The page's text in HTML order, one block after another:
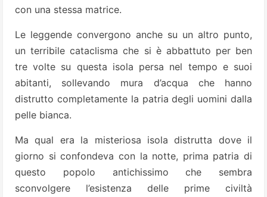
con una stessa matrice.
Le leggende convergono anche su un altro punto,
un terribile cataclisma che si è abbattuto per ben
tre volte su questa isola persa nel tempo e suoi
abitanti, sollevando mura d’acqua che hanno
distrutto completamente la patria degli uomini dalla
pelle bianca.
Ma qual era la misteriosa isola distrutta dove il
giorno si confondeva con la notte, prima patria di
questo popolo antichissimo che sembra
sconvolgere l’esistenza delle prime civiltà